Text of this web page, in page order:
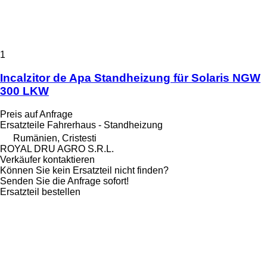
1
Incalzitor de Apa Standheizung für Solaris NGW
300 LKW
Preis auf Anfrage
Ersatzteile Fahrerhaus - Standheizung
Rumänien, Cristesti
ROYAL DRU AGRO S.R.L.
Verkäufer kontaktieren
Können Sie kein Ersatzteil nicht finden?
Senden Sie die Anfrage sofort!
Ersatzteil bestellen